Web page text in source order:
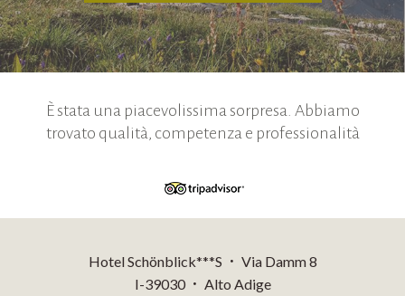
È stata una piacevolissima sorpresa. Abbiamo
trovato qualità, competenza e professionalità
Hotel Schönblick***S •
Via Damm 8
I-39030
•
Alto Adige